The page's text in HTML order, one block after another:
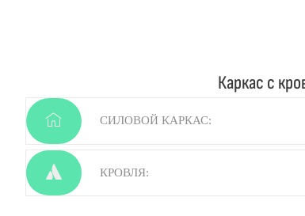
Каркас с
СИЛОВОЙ КАРКАС:
КРОВЛЯ: